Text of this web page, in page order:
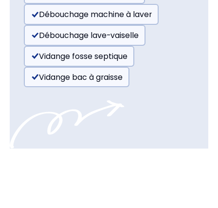
Débouchage machine à laver
Débouchage lave-vaiselle
Vidange fosse septique
Vidange bac à graisse